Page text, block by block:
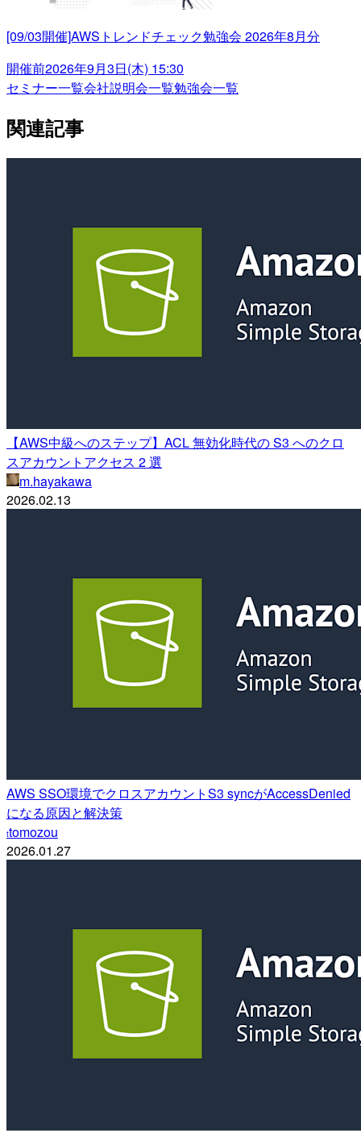
[09/03開催]AWSトレンドチェック勉強会 2026年8月分
開催前2026年9月3日(木) 15:30
セミナー一覧会社説明会一覧勉強会一覧
関連記事
【AWS中級へのステップ】ACL 無効化時代の S3 へのクロ
スアカウントアクセス 2 選
m.hayakawa
2026.02.13
AWS SSO環境でクロスアカウントS3 syncがAccessDenied
になる原因と解決策
ttomozou
2026.01.27